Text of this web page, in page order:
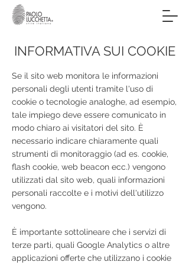
INFORMATIVA SUI COOKIE
Se il sito web monitora le informazioni
personali degli utenti tramite l'uso di
cookie o tecnologie analoghe, ad esempio,
tale impiego deve essere comunicato in
modo chiaro ai visitatori del sito. È
necessario indicare chiaramente quali
strumenti di monitoraggio (ad es. cookie,
flash cookie, web beacon ecc.) vengono
utilizzati dal sito web, quali informazioni
personali raccolte e i motivi dell'utilizzo
vengono.
È importante sottolineare che i servizi di
terze parti, quali Google Analytics o altre
applicazioni offerte che utilizzano i cookie